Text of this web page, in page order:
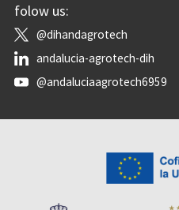
folow us:
@dihandagrotech
andalucia-agrotech-dih
@andaluciaagrotech6959